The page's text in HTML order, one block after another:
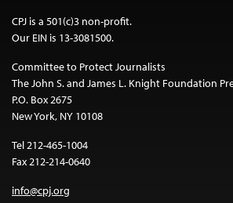
CPJ is a 501(c)3 non-profit.
Our EIN is 13-3081500.
Committee to Protect Journalists
The John S. and James L. Knight Foundation
P.O. Box 2675
New York, NY 10108
Tel 212-465-1004
Fax 212-214-0640
info@cpj.org